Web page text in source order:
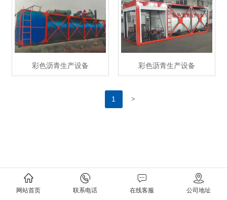
彩色沥青生产设备 彩色沥青生产设备
1 >
网站首页 联系电话 在线客服 公司地址